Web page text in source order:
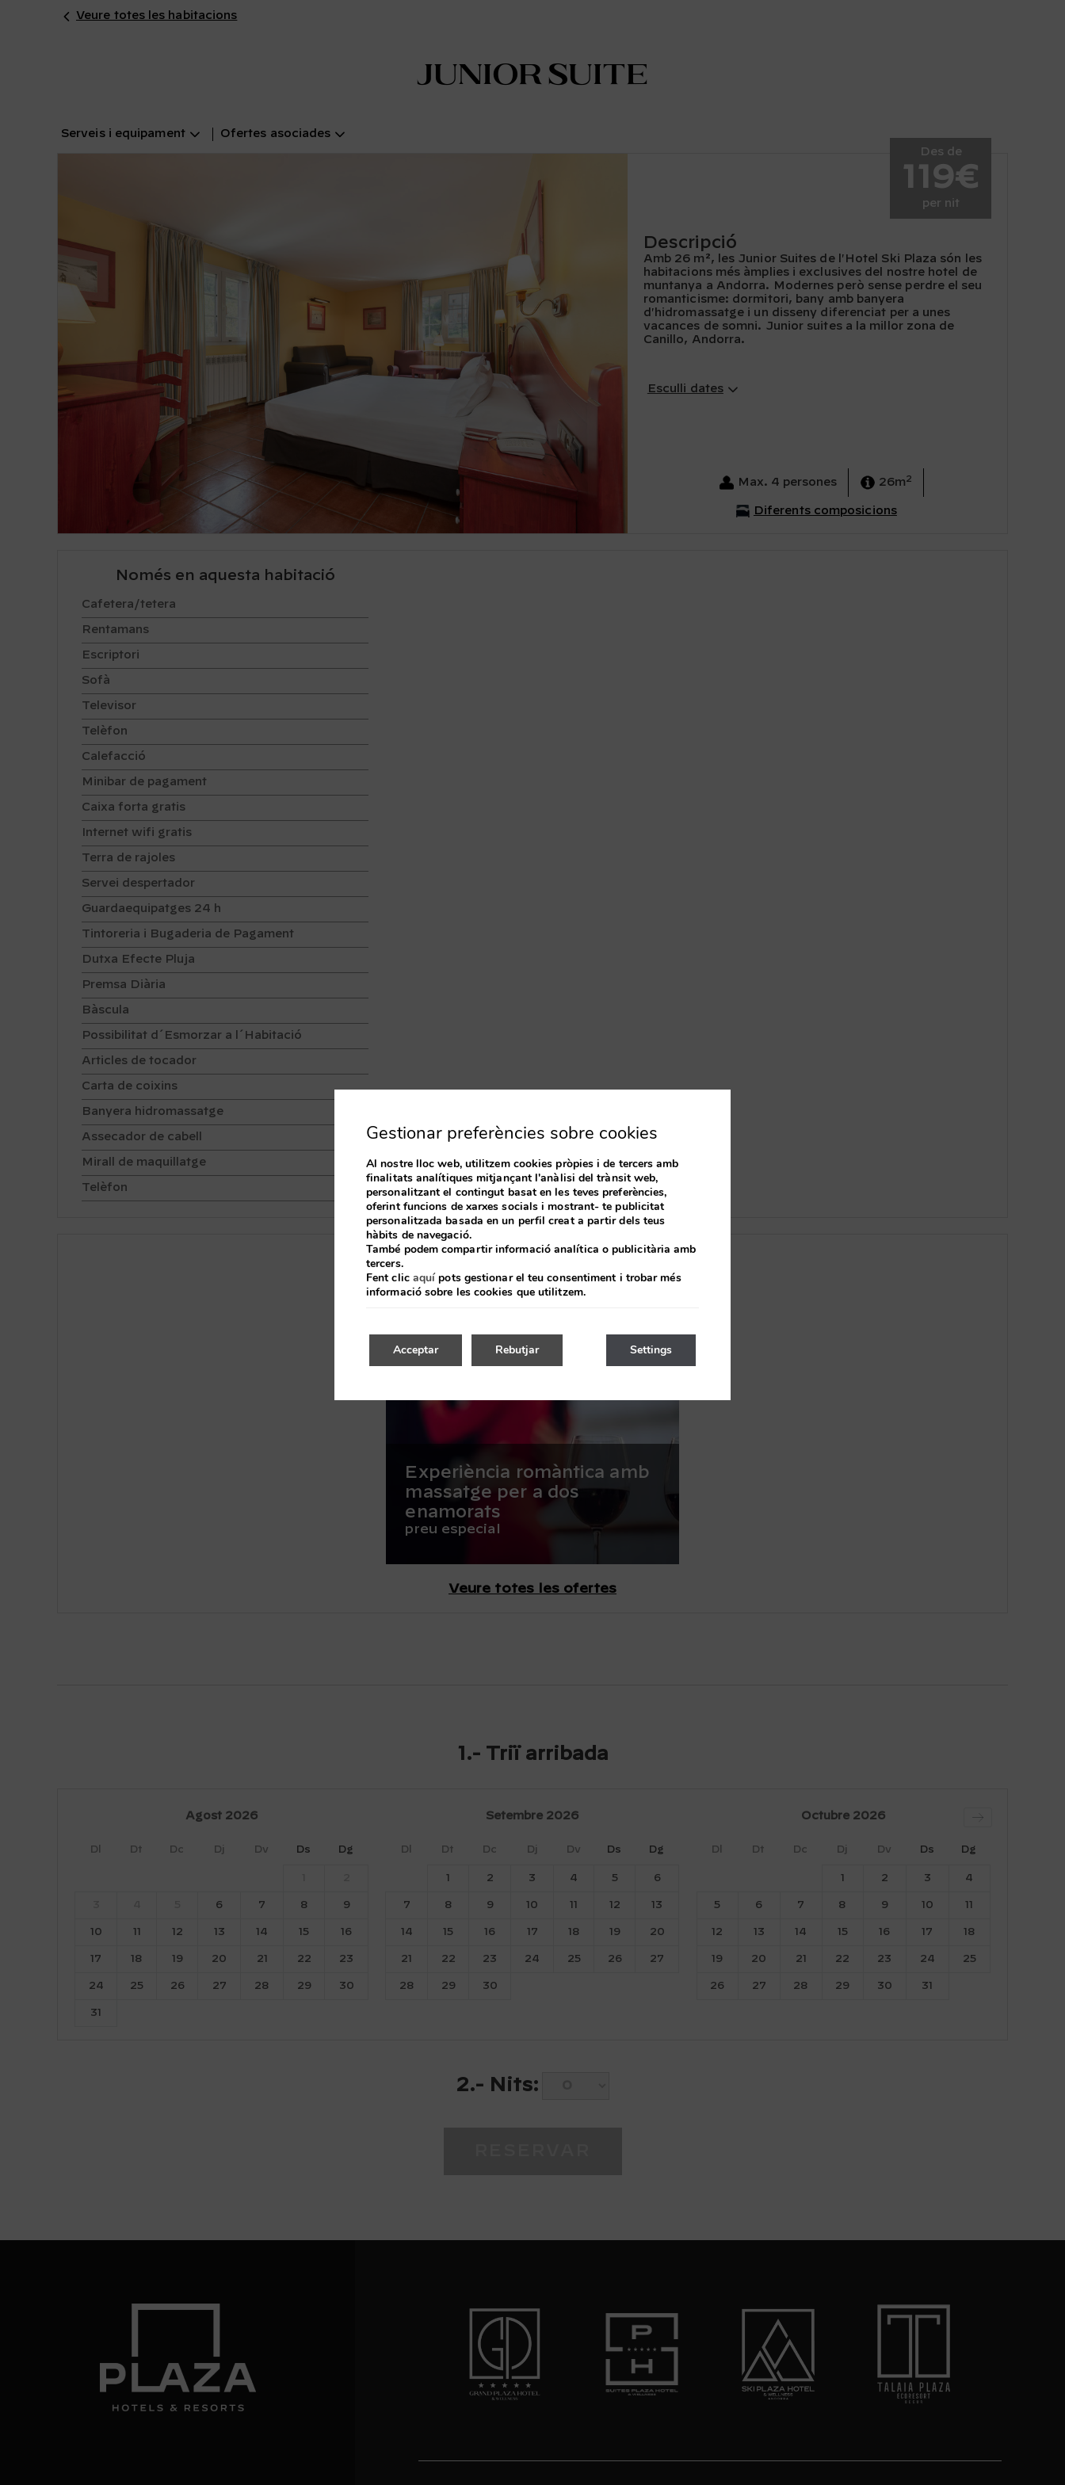
Veure totes les habitacions
Junior Suite
Serveis i equipament Ofertes asociades
Max. 4 persones 26m 2
Diferents composicions
Des de
119€
per nit
Descripció
Amb 26 m², les Junior Suites de l'Hotel Ski Plaza són les
habitacions més àmplies i exclusives del nostre hotel de
muntanya a Andorra. Modernes però sense perdre el seu
romanticisme: dormitori, bany amb banyera
d'hidromassatge i un disseny diferenciat per a unes
vacances de somni. Junior suites a la millor zona de
Canillo, Andorra.
Esculli dates
Només en aquesta habitació
Cafetera/tetera
Rentamans
Escriptori
Sofà
Televisor
Telèfon
Calefacció
Minibar de pagament
Caixa forta gratis
Internet wifi gratis
Terra de rajoles
Servei despertador
Guardaequipatges 24 h
Tintoreria i Bugaderia de Pagament
Dutxa Efecte Pluja
Premsa Diària
Bàscula
Possibilitat d´Esmorzar a l´Habitació
Articles de tocador
Carta de coixins
Banyera hidromassatge
Assecador de cabell
Mirall de maquillatge
Telèfon
Oferta exclusiva en aquesta habitació
Experiència romàntica amb
massatge per a dos
enamorats
preu especial
Veure totes les ofertes
1.-Triï arribada
Agost 2026
Dl Dt Dc Dj Dv Ds Dg
6 7 8 9
10 12 13 14 15 16
17 18 19 20 21 22 23
24 25 26 27 28 29 30
31
Setembre 2026
Dl Dt Dc Dj Dv Ds Dg
2 3 4 5 6
7 8 9 10 12 13
14 15 16 17 18 19 20
21 22 23 24 25 26 27
28 29 30
Octubre 2026
Dl Dt Dc Dj Dv Ds Dg
2 3 4
5 6 7 8 9 10
12 13 14 15 16 17 18
19 20 21 22 23 24 25
26 27 28 29 30 31
2.-Nits:
Gestionar preferències sobre cookies
Al nostre lloc web, utilitzem cookies pròpies i de tercers amb
finalitats analítiques mitjançant l'anàlisi del trànsit web,
personalitzant el contingut basat en les teves preferències,
oferint funcions de xarxes socials i mostrant- te publicitat
personalitzada basada en un perfil creat a partir dels teus
hàbits de navegació.
També podem compartir informació analítica o publicitària amb
tercers.
Fent clic aquípots gestionar el teu consentiment i trobar més
informació sobre les cookies que utilitzem.
Acceptar Settings
Rebutjar